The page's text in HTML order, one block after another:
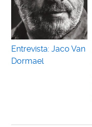
Entrevista: Jaco Van
Dormael